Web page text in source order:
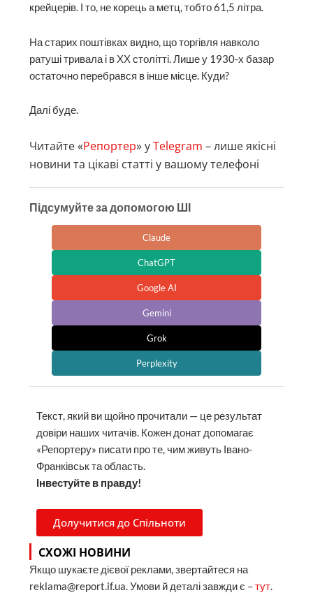
крейцерів. І то, не корець а метц, тобто 61,5 літра.
На старих поштівках видно, що торгівля навколо
ратуші тривала і в ХХ столітті. Лише у 1930-х базар
остаточно перебрався в інше місце. Куди?
Далі буде.
Читайте «Репортер» уTelegram – лише якісні
новини та цікаві статті у вашому телефоні
Підсумуйте за допомогою ШІ
Claude
ChatGPT
Google AI
Gemini
Grok
Perplexity
Текст, який ви щойно прочитали — це результат
довіри наших читачів. Кожен донат допомагає
«Репортеру» писати про те, чим живуть Івано-
Франківськ та область.
Інвестуйте в правду!
Долучитися до Спільноти
СХОЖІ НОВИНИ
Якщо шукаєте дієвої реклами, звертайтеся на
reklama@report.if.ua. Умови й деталі завжди є –тут.